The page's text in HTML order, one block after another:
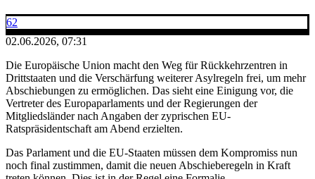
62
02.06.2026, 07:31
Die Europäische Union macht den Weg für Rückkehrzentren in
Drittstaaten und die Verschärfung weiterer Asylregeln frei, um mehr
Abschiebungen zu ermöglichen. Das sieht eine Einigung vor, die
Vertreter des Europaparlaments und der Regierungen der
Mitgliedsländer nach Angaben der zyprischen EU-
Ratspräsidentschaft am Abend erzielten.
Das Parlament und die EU-Staaten müssen dem Kompromiss nun
noch final zustimmen, damit die neuen Abschieberegeln in Kraft